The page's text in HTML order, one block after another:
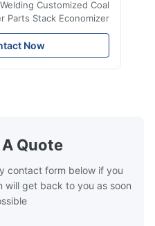
Welding Customized Coal
Boiler Parts Stack Economizer
Boiler Economizer is
device that helps to
of operation by saving the
generally in the temperature
of 200°C – 250°C, so there
Contact Now
A Quote
contact form below if you
will get back to you as soon
possible.